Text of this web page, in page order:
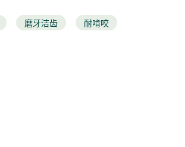
磨牙洁齿 耐啃咬